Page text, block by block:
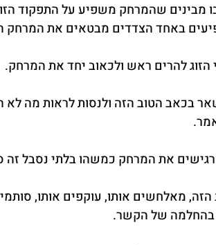
מבינים שהמרחק משפיע על התפקוד
באחד הצדדים מבטאים את המרחק
הזוג להרים ראש ולכאוב יחד את המרחק.
בכאב הטוב הזה ולנסות לראות מה
את המרחק כמשהו בלתי נסבל זה
מאלחשים אותו, עוקפים אותו,
בהחלמה של הקשר.